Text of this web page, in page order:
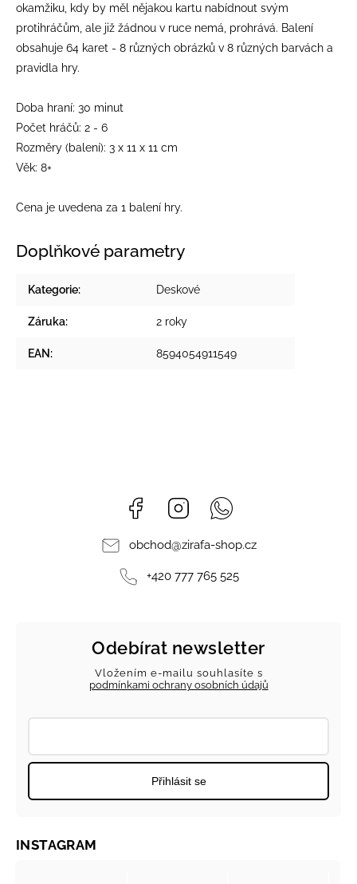
okamžiku, kdy by měl nějakou kartu nabídnout svým
protihráčům, ale již žádnou v ruce nemá, prohrává. Balení
obsahuje 64 karet - 8 různých obrázků v 8 různých barvách a
pravidla hry.
Doba hraní: 30 minut
Počet hráčů: 2 - 6
Rozměry (balení): 3 x 11 x 11 cm
Věk: 8+
Cena je uvedena za 1 balení hry.
Doplňkové parametry
Kategorie: Deskové
Záruka: 2 roky
EAN: 8594054911549
Facebook Instagram
obchod@zirafa-shop.cz
+420 777 765 525
Odebírat newsletter
Vložením e-mailu souhlasíte s
podmínkami ochrany osobních údajů
Přihlásit se
INSTAGRAM